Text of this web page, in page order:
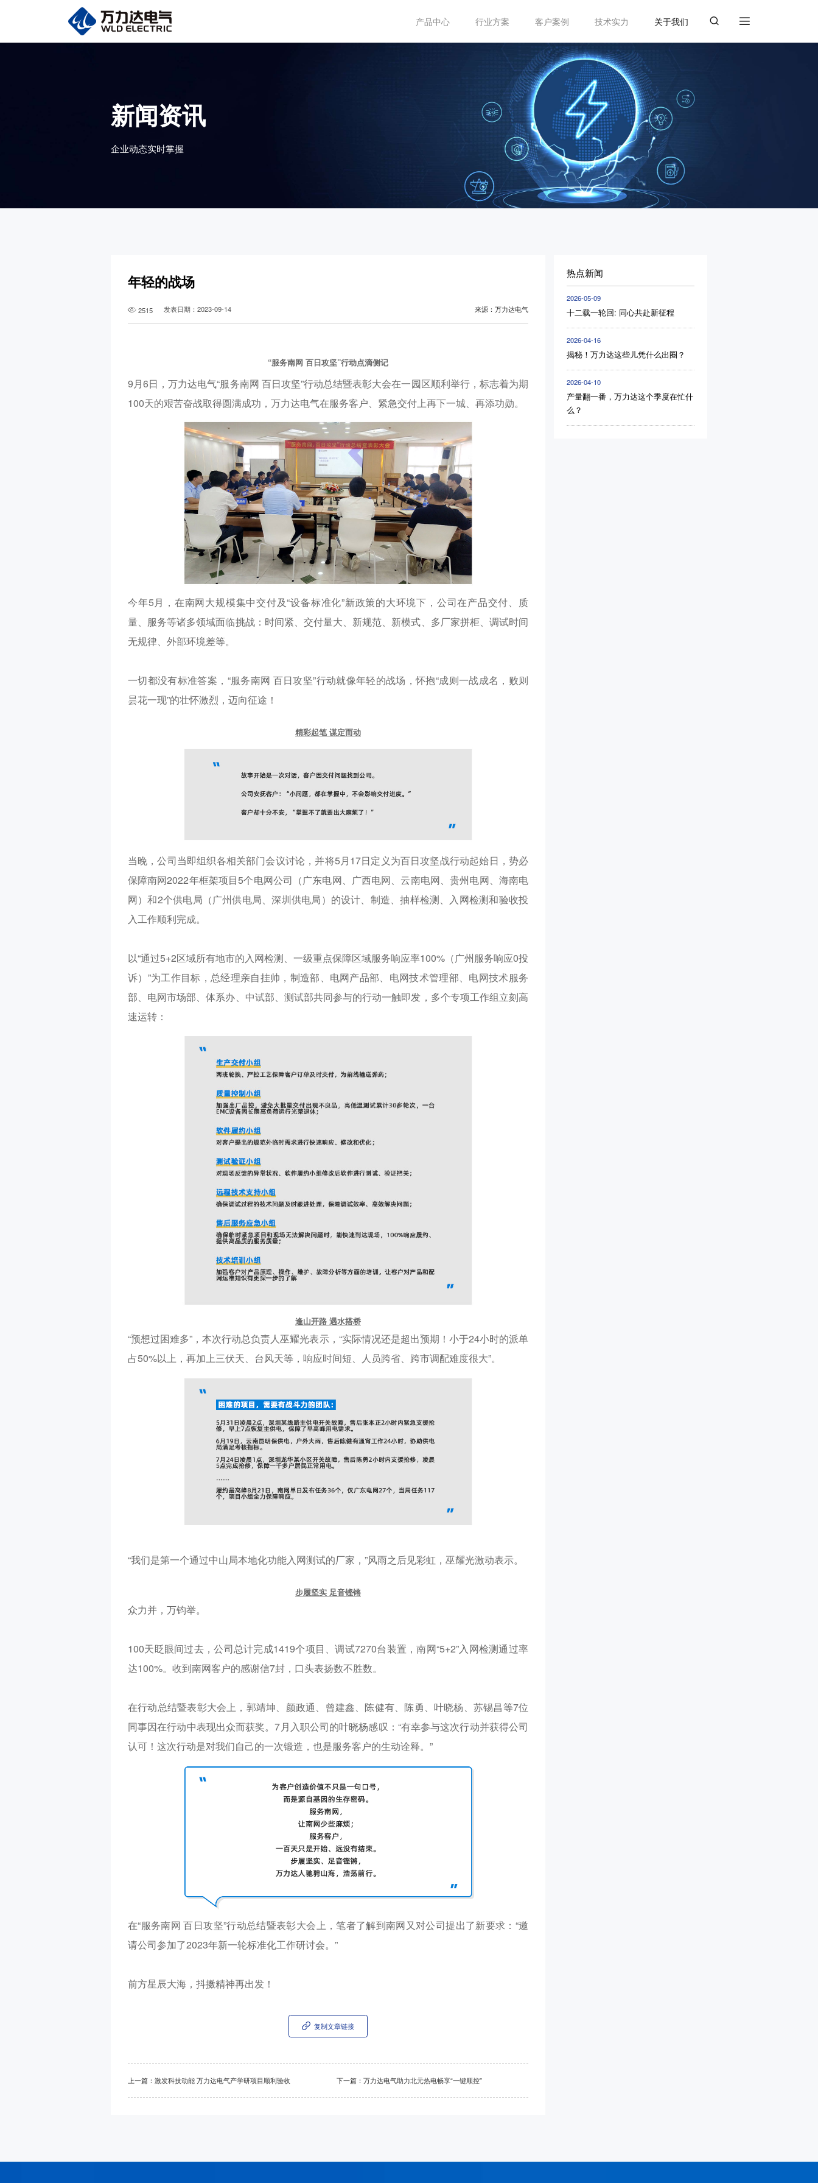
产品中心 行业方案 客户案例 技术实力 关于我们
新闻资讯
企业动态实时掌握
年轻的战场
2515 发表日期：2023-09-14 来源：万力达电气
“服务南网 百日攻坚”行动点滴侧记
9月6日，万力达电气“服务南网 百日攻坚”行动总结暨表彰大会在一园区顺利举行，标志着为期
100天的艰苦奋战取得圆满成功，万力达电气在服务客户、紧急交付上再下一城、再添功勋。
今年5月，在南网大规模集中交付及“设备标准化”新政策的大环境下，公司在产品交付、质
量、服务等诸多领域面临挑战：时间紧、交付量大、新规范、新模式、多厂家拼柜、调试时间
无规律、外部环境差等。
一切都没有标准答案，“服务南网 百日攻坚”行动就像年轻的战场，怀抱“成则一战成名，败则
昙花一现”的壮怀激烈，迈向征途！
精彩起笔 谋定而动
当晚，公司当即组织各相关部门会议讨论，并将5月17日定义为百日攻坚战行动起始日，势必
保障南网2022年框架项目5个电网公司（广东电网、广西电网、云南电网、贵州电网、海南电
网）和2个供电局（广州供电局、深圳供电局）的设计、制造、抽样检测、入网检测和验收投
入工作顺利完成。
以“通过5+2区域所有地市的入网检测、一级重点保障区域服务响应率100%（广州服务响应0投
诉）”为工作目标，总经理亲自挂帅，制造部、电网产品部、电网技术管理部、电网技术服务
部、电网市场部、体系办、中试部、测试部共同参与的行动一触即发，多个专项工作组立刻高
速运转：
逢山开路 遇水搭桥
“预想过困难多” ，本次行动总负责人巫耀光表示， “实际情况还是超出预期！小于24小时的派单
占50%以上，再加上三伏天、台风天等，响应时间短、人员跨省、跨市调配难度很大”。
“我们是第一个通过中山局本地化功能入网测试的厂家， ”风雨之后见彩虹，巫耀光激动表示。
步履坚实 足音铿锵
众力并，万钧举。
100天眨眼间过去，公司总计完成1419个项目、调试7270台装置，南网“5+2”入网检测通过率
达100%。收到南网客户的感谢信7封，口头表扬数不胜数。
在行动总结暨表彰大会上，郭靖坤、颜政通、曾建鑫、陈健有、陈勇、叶晓杨、苏锡昌等7位
同事因在行动中表现出众而获奖。7月入职公司的叶晓杨感叹： “有幸参与这次行动并获得公司
认可！这次行动是对我们自己的一次锻造，也是服务客户的生动诠释。 ”
在“服务南网 百日攻坚”行动总结暨表彰大会上，笔者了解到南网又对公司提出了新要求： “邀
请公司参加了2023年新一轮标准化工作研讨会。 ”
前方星辰大海，抖擞精神再出发！
复制文章链接
上一篇： 激发科技动能 万力达电气产学研项目顺利验收 下一篇： 万力达电气助力北元热电畅享“一键顺控”
热点新闻
2026-05-09
十二载一轮回: 同心共赴新征程
2026-04-16
揭秘！万力达这些儿凭什么出圈？
2026-04-10
产量翻一番，万力达这个季度在忙什
么？